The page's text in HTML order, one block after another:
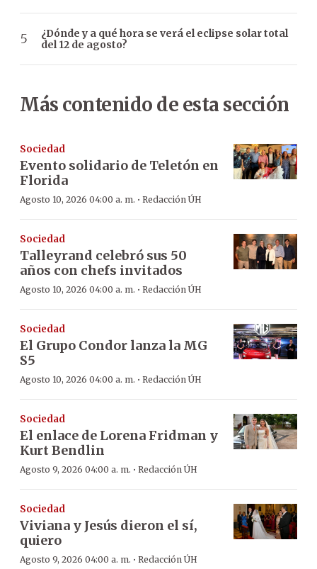
¿Dónde y a qué hora se verá el eclipse solar total
del 12 de agosto?
Más contenido de esta sección
Sociedad
Evento solidario de Teletón en
Florida
Agosto 10, 2026 04:00 a. m. · Redacción ÚH
Sociedad
Talleyrand celebró sus 50
años con chefs invitados
Agosto 10, 2026 04:00 a. m. · Redacción ÚH
Sociedad
El Grupo Condor lanza la MG
S5
Agosto 10, 2026 04:00 a. m. · Redacción ÚH
Sociedad
El enlace de Lorena Fridman y
Kurt Bendlin
Agosto 9, 2026 04:00 a. m. · Redacción ÚH
Sociedad
Viviana y Jesús dieron el sí,
quiero
Agosto 9, 2026 04:00 a. m. · Redacción ÚH